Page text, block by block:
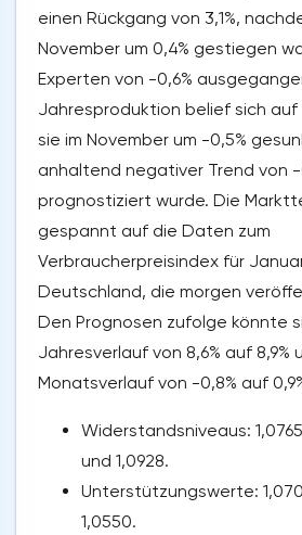
einen Rückgang von 3,1%,
November um 0,4% gestiegen
Experten von -0,6%
Jahresproduktion belief sich auf
sie im November um -0,5%
anhaltend negativer Trend von -
prognostiziert wurde. Die
gespannt auf die Daten zum
Verbraucherpreisindex für
Deutschland, die morgen
Den Prognosen zufolge könnte
Jahresverlauf von 8,6% auf 8,9%
Monatsverlauf von -0,8% auf
Widerstandsniveaus:
und 1,0928.
Unterstützungswerte:
1,0550.